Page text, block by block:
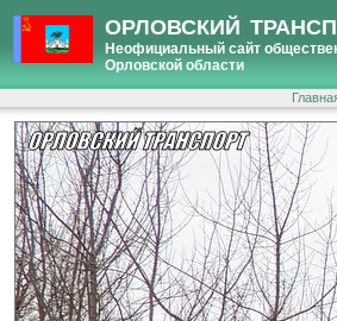
ОРЛОВСКИЙ
Неофициальный сайт
Орловской области